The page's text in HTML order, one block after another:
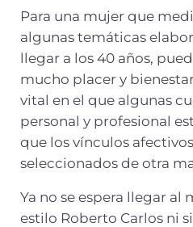
Para una mujer que
algunas temáticas
llegar a los 40 años,
mucho placer y
vital en el que algunas
personal y profesional
que los vínculos
seleccionados de otra
Ya no se espera llegar al
estilo Roberto Carlos ni